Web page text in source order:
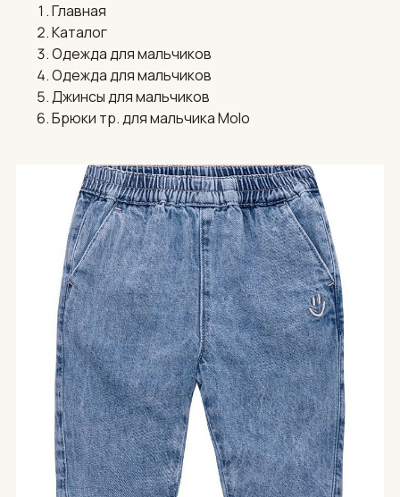
Главная
Каталог
Одежда для мальчиков
Одежда для мальчиков
Джинсы для мальчиков
Брюки тр. для мальчика Molo